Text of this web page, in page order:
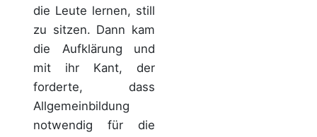
die Leute lernen, still
zu sitzen. Dann kam
die Aufklärung und
mit ihr Kant, der
forderte, dass
Allgemeinbildung
notwendig für die